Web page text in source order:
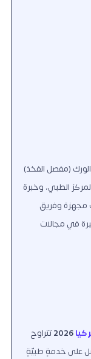
(مفصل الفخذ)
حسب المركز الطبي، وخبرة
مجهزة وفريق
في مجالات
2026تتراوح
على خدمةٍ طبيّةٍ